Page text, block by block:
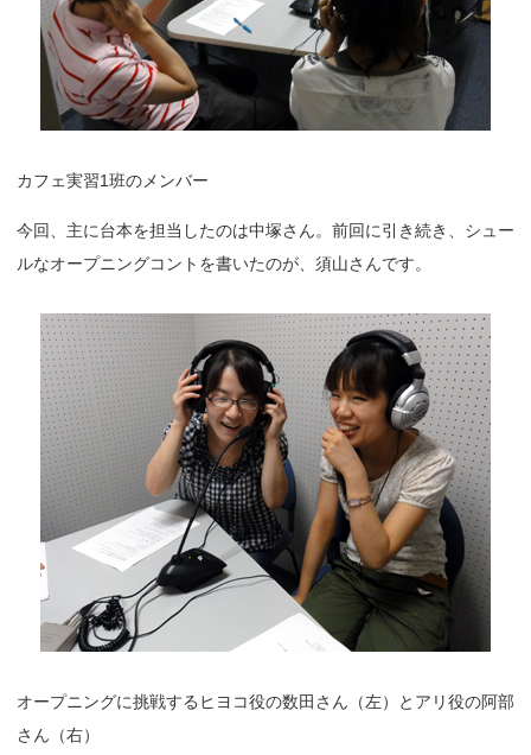
カフェ実習1班のメンバー
今回、主に台本を担当したのは中塚さん。前回に引き続き、シュー
ルなオープニングコントを書いたのが、須山さんです。
オープニングに挑戦するヒヨコ役の数田さん（左）とアリ役の阿部
さん（右）